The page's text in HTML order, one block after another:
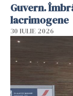
Guvern.
lacrimogene
30 IULIE 2026